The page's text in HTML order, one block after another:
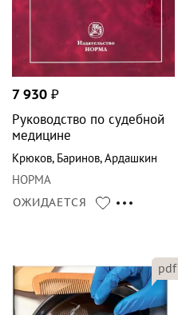
7 930 ₽
Руководство по судебной
медицине
Крюков, Баринов,Ардашкин
НОРМА
ОЖИДАЕТСЯ
pdf